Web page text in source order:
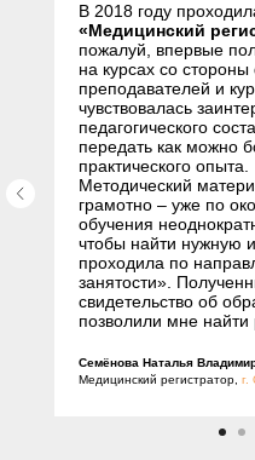
В 2018 году
«Медицинский
пожалуй, впервые
на курсах со стороны
преподавателей и
чувствовалась
педагогического
передать как можно
практического опыта.
Методический
грамотно – уже по
обучения
чтобы найти нужную
проходила по
занятости».
свидетельство об
позволили мне
Семёнова Наталья
Медицинский регистратор, г.